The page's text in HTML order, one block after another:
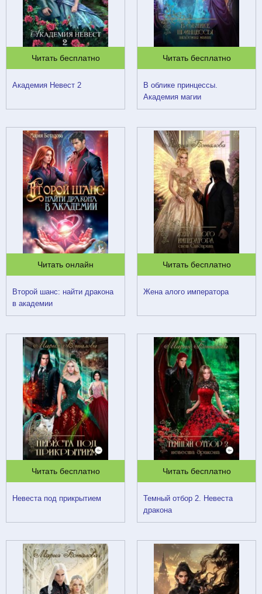
Читать бесплатно
Академия Невест 2
Читать бесплатно
В облике принцессы.
Академия магии
Читать онлайн
Второй шанс: найти дракона
в академии
Читать бесплатно
Жена алого императора
Читать бесплатно
Невеста под прикрытием
Читать бесплатно
Темный отбор 2. Невеста
дракона